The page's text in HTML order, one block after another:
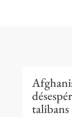
talibans